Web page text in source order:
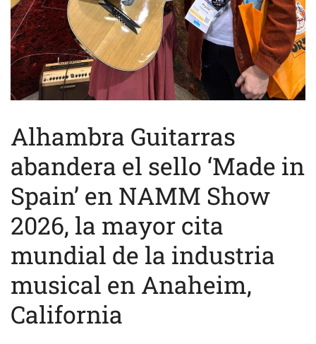
Alhambra Guitarras
abandera el sello ‘Made in
Spain’ en NAMM Show
2026, la mayor cita
mundial de la industria
musical en Anaheim,
California